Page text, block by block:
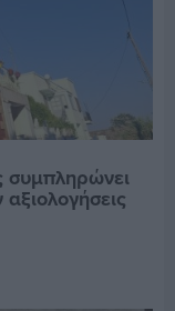
συμπληρώνει